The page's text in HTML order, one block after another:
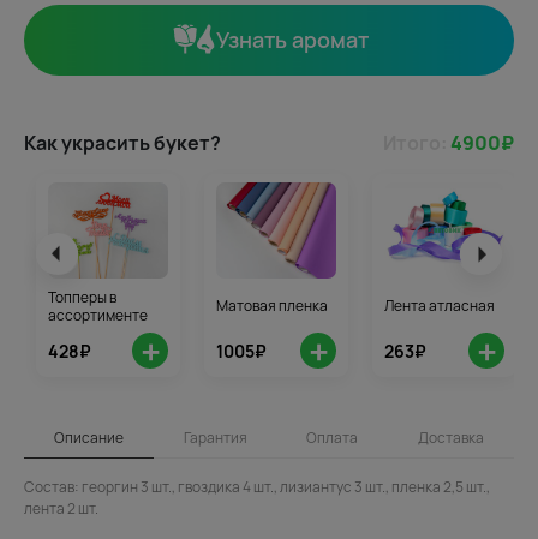
Узнать аромат
Как украсить букет? 4900₽
Топперы в
ассортименте
428₽ +
Матовая пленка
1005₽ +
Лента атласная
263₽ +
Описание Гарантия Оплата Доставка
Состав: георгин 3 шт., гвоздика 4 шт., лизиантус 3 шт., пленка 2,5 шт.,
лента 2 шт.